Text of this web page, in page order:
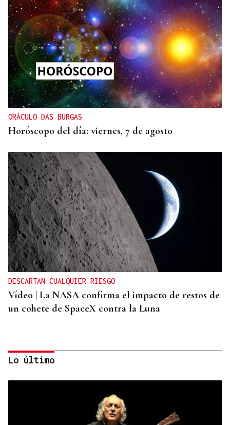
ORÁCULO DAS BURGAS
Horóscopo del día: viernes, 7 de agosto
DESCARTAN CUALQUIER RIESGO
Vídeo | La NASA confirma el impacto de restos de
un cohete de SpaceX contra la Luna
Lo último